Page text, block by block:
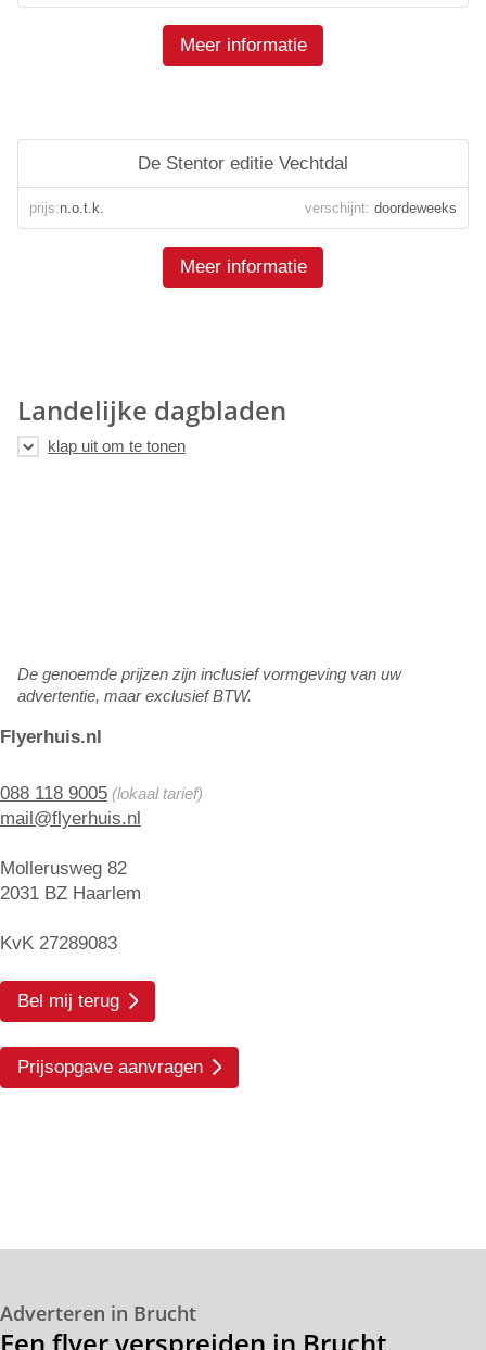
Flyerhuis.nl
088 118 9005 (lokaal tarief)
mail@flyerhuis.nl
Mollerusweg 82
2031 BZ Haarlem
KvK 27289083
Bel mij terug
Prijsopgave aanvragen
Meer informatie
De Stentor editie Vechtdal
prijs:n.o.t.k. verschijnt: doordeweeks
Meer informatie
Landelijke dagbladen
De genoemde prijzen zijn inclusief vormgeving van uw
advertentie, maar exclusief BTW.
Adverteren in Brucht